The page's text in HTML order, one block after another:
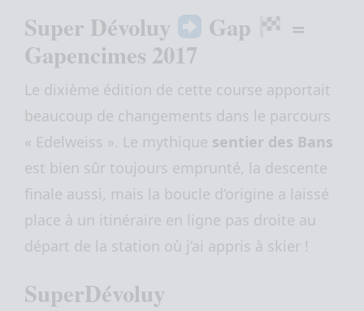
Super Dévoluy Gap
=
Gapencimes 2017
Le dixième édition de cette course apportait
beaucoup de changements dans le parcours
« Edelweiss ». Le mythique sentier des Bans
est bien sûr toujours emprunté, la descente
finale aussi, mais la boucle d’origine a laissé
place à un itinéraire en ligne pas droite au
départ de la station où j’ai appris à skier !
SuperDévoluy